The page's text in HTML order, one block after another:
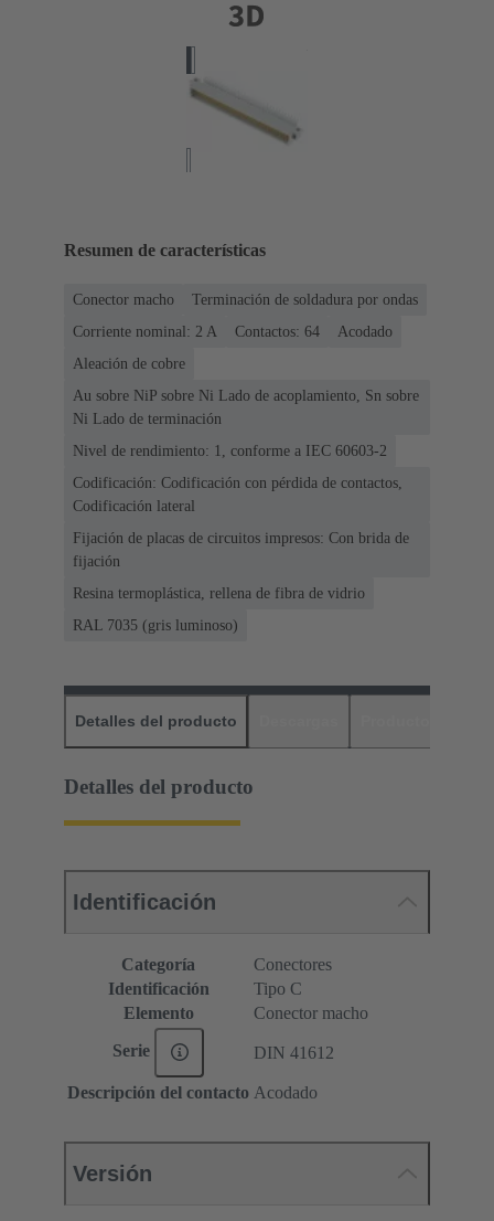
Resumen de características
Conector macho
Terminación de soldadura por ondas
Corriente nominal: ‌2 A
Contactos: 64
Acodado
Aleación de cobre
Au sobre NiP sobre Ni Lado de acoplamiento, Sn sobre
Ni Lado de terminación
Nivel de rendimiento: 1, conforme a IEC 60603-2
Codificación: Codificación con pérdida de contactos,
Codificación lateral
Fijación de placas de circuitos impresos: Con brida de
fijación
Resina termoplástica, rellena de fibra de vidrio
RAL 7035 (gris luminoso)
Detalles del producto
Detalles del producto
Identificación
Categoría
Conectores
Identificación
Tipo C
Elemento
Conector macho
Serie DIN 41612
Descripción del contacto Acodado
Versión